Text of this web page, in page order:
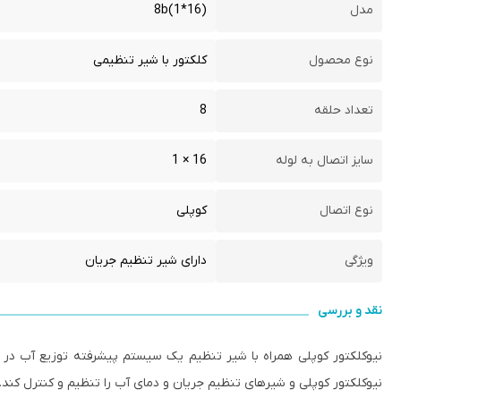
مدل (16*1)8b
نوع محصول کلکتور با شیر تنظیمی
تعداد حلقه 8
سایز اتصال به لوله 16 × 1
نوع اتصال کوپلی
ویژگی دارای شیر تنظیم جریان
نقد و بررسی
نیوکلکتور کوپلی همراه با شیر تنظیم یک سیستم پیشرفته توزیع
نیوکلکتور کوپلی و شیرهای تنظیم جریان و دمای آب را تنظیم و کنترل کند.